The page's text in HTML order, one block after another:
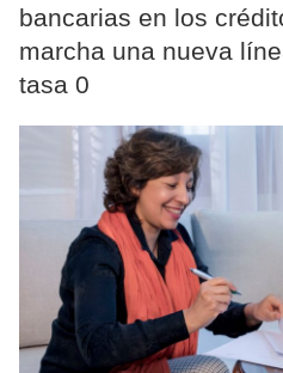
bancarias en los
marcha una nueva
tasa 0